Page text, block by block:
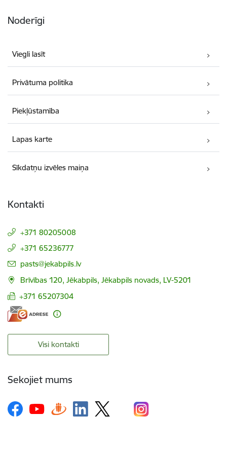
Noderīgi
Viegli lasīt
Privātuma politika
Piekļūstamība
Lapas karte
Sīkdatņu izvēles maiņa
Kontakti
+371 80205008
+371 65236777
E-pasts:
pasts@jekabpils.lv
Brīvības 120, Jēkabpils, Jēkabpils novads, LV-5201
+371 65207304
Visi kontakti
Sekojiet mums